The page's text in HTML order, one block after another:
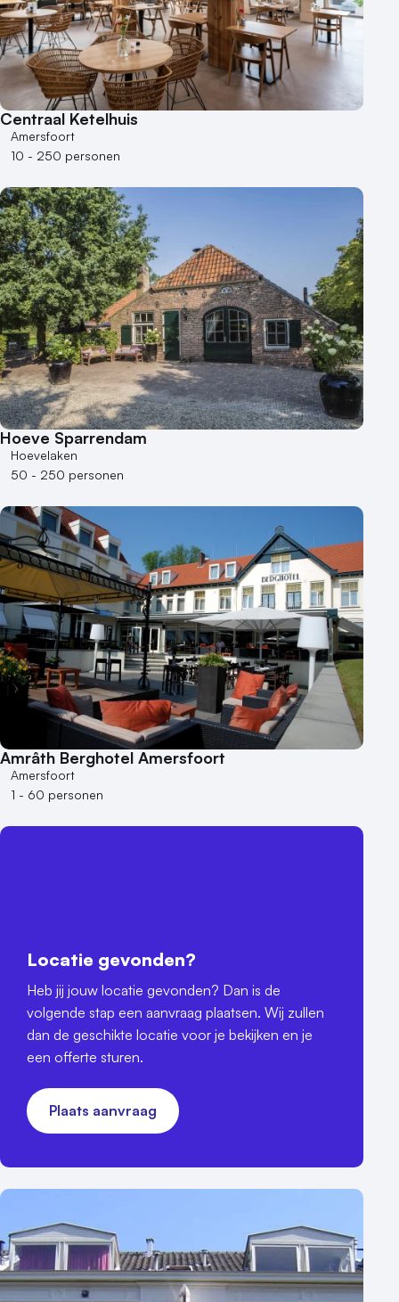
Centraal Ketelhuis
Amersfoort
10 - 250 personen
Hoeve Sparrendam
Hoevelaken
50 - 250 personen
Amrâth Berghotel Amersfoort
Amersfoort
1 - 60 personen
Locatie gevonden?
Heb jij jouw locatie gevonden? Dan is de
volgende stap een aanvraag plaatsen. Wij zullen
dan de geschikte locatie voor je bekijken en je
een offerte sturen.
Plaats aanvraag